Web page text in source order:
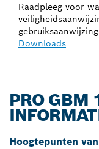
Raadpleeg voor
Downloads
PRO GBM
Hoogtepunten